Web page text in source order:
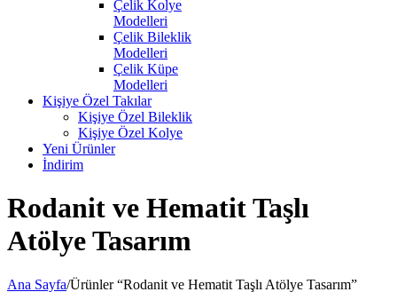
Çelik Kolye
Modelleri
Çelik Bileklik
Modelleri
Çelik Küpe
Modelleri
Kişiye Özel Takılar
Kişiye Özel Bileklik
Kişiye Özel Kolye
Yeni Ürünler
İndirim
Rodanit ve Hematit Taşlı
Atölye Tasarım
Ana Sayfa/Ürünler “Rodanit ve Hematit Taşlı Atölye Tasarım”